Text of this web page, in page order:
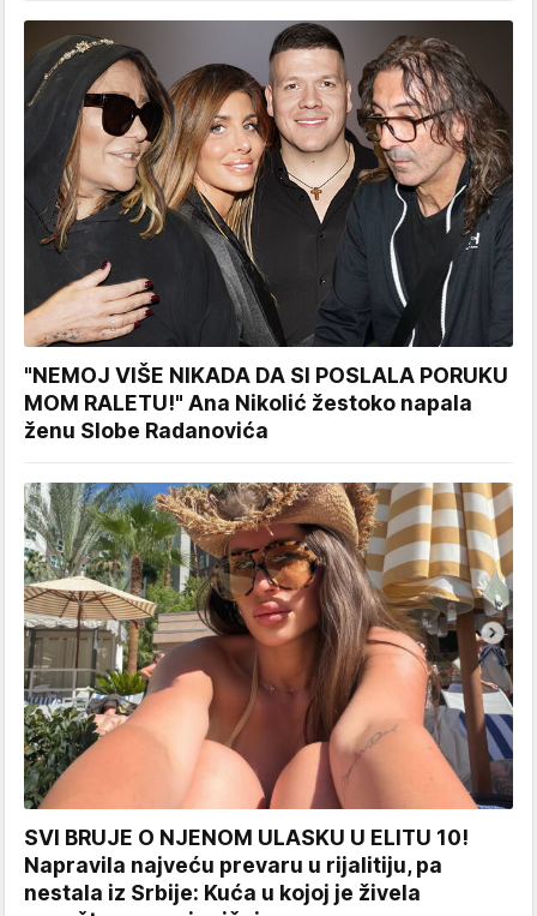
"NEMOJ VIŠE NIKADA DA SI POSLALA PORUKU
MOM RALETU!" Ana Nikolić žestoko napala
ženu Slobe Radanovića
SVI BRUJE O NJENOM ULASKU U ELITU 10!
Napravila najveću prevaru u rijalitiju, pa
nestala iz Srbije: Kuća u kojoj je živela